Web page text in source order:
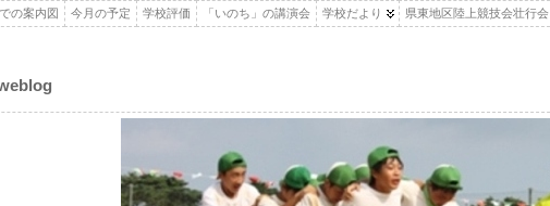
の案内図 今月の予定 学校評価 「いのち」の講演会 学校だより 県東地区陸上競技会壮行会